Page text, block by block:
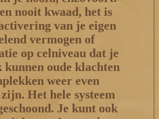
nooit kwaad, het is
van je eigen
vermogen of
op celniveau dat je
kunnen oude klachten
weer even
Het hele systeem
Je kunt ook